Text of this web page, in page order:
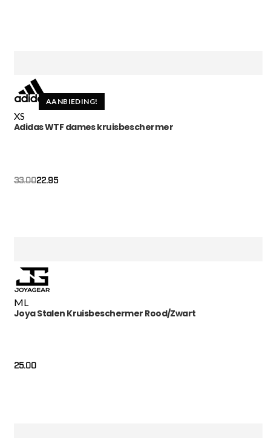
AANBIEDING!
XS
Adidas WTF dames kruisbeschermer
33.0022.95
ML
Joya Stalen Kruisbeschermer Rood/Zwart
25.00